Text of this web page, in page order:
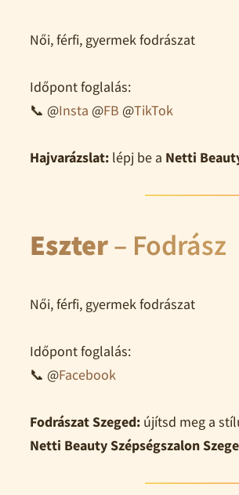
Női, férfi, gyermek fodrászat
Időpont foglalás:
📞 @Insta @FB @TikTok
Hajvarázslat: lépj be a Netti
Eszter– Fodrász
Női, férfi, gyermek fodrászat
Időpont foglalás:
📞 @Facebook
Fodrászat Szeged: újítsd meg a
Netti Beauty Szépségszalon